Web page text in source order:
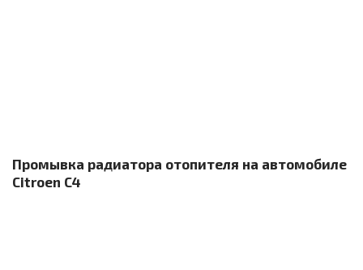
Промывка радиатора отопителя на автомобиле
Citroen C4